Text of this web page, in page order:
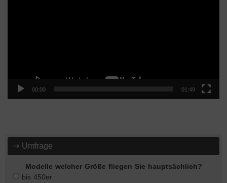
00:00 01:49
⇢ Umfrage
Modelle welcher Größe fliegen Sie hauptsächlich?
bis 450er